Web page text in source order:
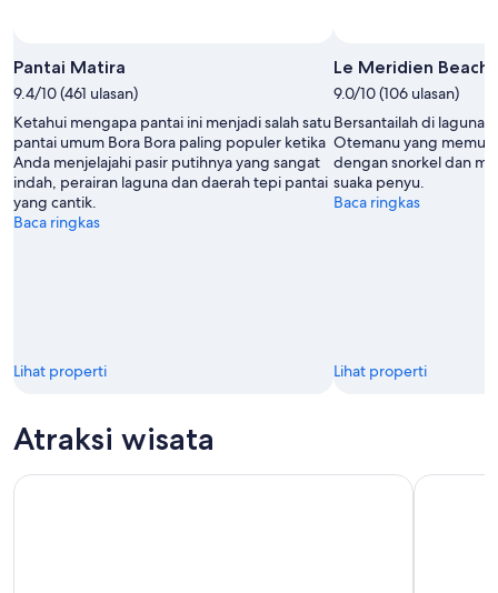
Pantai Matira
9.4/10 (461 ulasan)
Ketahui mengapa pantai ini menjadi salah satu
pantai umum Bora Bora paling populer ketika
Anda menjelajahi pasir putihnya yang sangat
indah, perairan laguna dan daerah tepi pantai
yang cantik.
Baca ringkas
Lihat properti
Le Meridien Beach
9.0/10 (106 ulasan)
Bersantailah di laguna
Otemanu yang
dengan snorkel dan
suaka penyu.
Baca ringkas
Lihat properti
Atraksi wisata
Pengalaman Asli Bora Bora dengan ATV / QUAD & Vanilla
Bora